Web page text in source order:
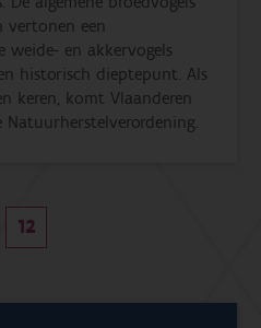
vertonen een
weide- en akkervogels
historisch dieptepunt. Als
keren, komt Vlaanderen
12